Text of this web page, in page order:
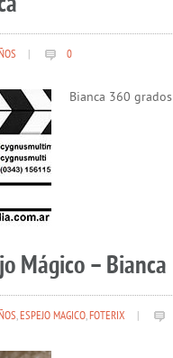
0
Bianca 360 grados
Mágico – Bianca
,ESPEJO MAGICO,FOTERIX